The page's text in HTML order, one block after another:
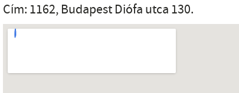
Cím: 1162, Budapest Diófa utca 130.